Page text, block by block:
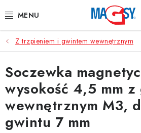
do
GŁÓWNE KATEGORIE
MAGNETYCZNE POMOCE
MAGNESY PRZEMYSŁOWE
INNE MAGNESY
Z trzpieniem i gwintem wewnętrznym
Soczewka
wysokość 4,5 mm
wewnętrznym M3,
gwintu 7 mm